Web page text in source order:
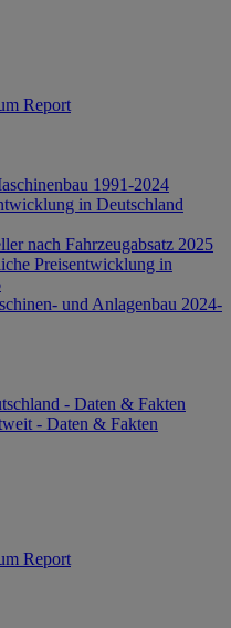
Report
1991-2024
in Deutschland
nach Fahrzeugabsatz 2025
Preisentwicklung in
und Anlagenbau 2024-
- Daten & Fakten
- Daten & Fakten
Report